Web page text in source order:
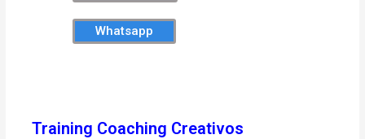
Whatsapp
Training Coaching Creativos